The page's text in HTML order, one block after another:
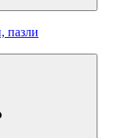
пазли